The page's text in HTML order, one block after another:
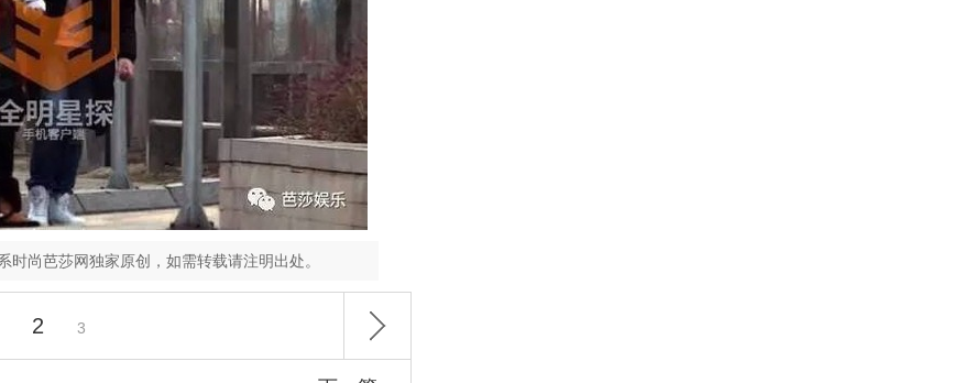
尚芭莎网独家原创，如需转载请注明出处。
2 3